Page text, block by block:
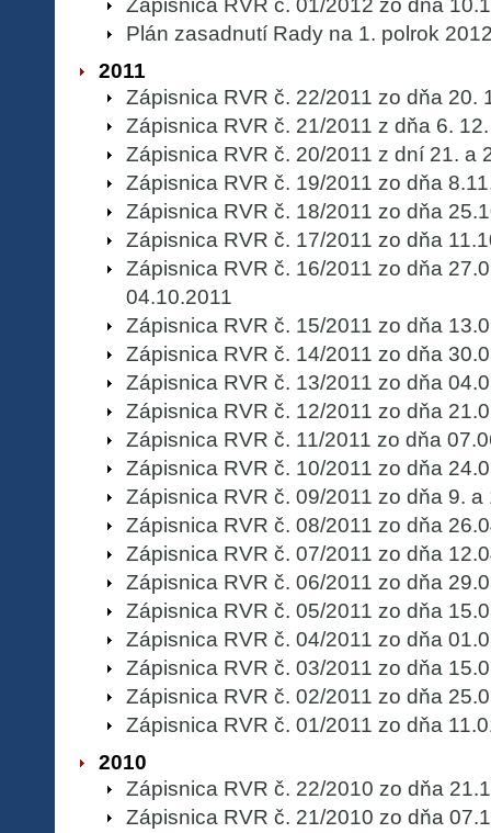
Zápisnica RVR č. 01/2012 zo dňa
Plán zasadnutí Rady na 1. polrok
2011
Zápisnica RVR č. 22/2011 zo dňa 20.
Zápisnica RVR č. 21/2011 z dňa 6.
Zápisnica RVR č. 20/2011 z dní 21. a
Zápisnica RVR č. 19/2011 zo dňa
Zápisnica RVR č. 18/2011 zo dňa
Zápisnica RVR č. 17/2011 zo dňa
Zápisnica RVR č. 16/2011 zo dňa
04.10.2011
Zápisnica RVR č. 15/2011 zo dňa
Zápisnica RVR č. 14/2011 zo dňa
Zápisnica RVR č. 13/2011 zo dňa
Zápisnica RVR č. 12/2011 zo dňa
Zápisnica RVR č. 11/2011 zo dňa
Zápisnica RVR č. 10/2011 zo dňa
Zápisnica RVR č. 09/2011 zo dňa 9. a
Zápisnica RVR č. 08/2011 zo dňa
Zápisnica RVR č. 07/2011 zo dňa
Zápisnica RVR č. 06/2011 zo dňa
Zápisnica RVR č. 05/2011 zo dňa
Zápisnica RVR č. 04/2011 zo dňa
Zápisnica RVR č. 03/2011 zo dňa
Zápisnica RVR č. 02/2011 zo dňa
Zápisnica RVR č. 01/2011 zo dňa
2010
Zápisnica RVR č. 22/2010 zo dňa
Zápisnica RVR č. 21/2010 zo dňa